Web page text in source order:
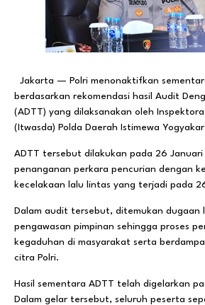
Jakarta — Polri menonaktifkan
berdasarkan rekomendasi hasil Audit
(ADTT) yang dilaksanakan oleh
(Itwasda) Polda Daerah Istimewa
ADTT tersebut dilakukan pada 26
penanganan perkara pencurian dengan
kecelakaan lalu lintas yang terjadi pada
Dalam audit tersebut, ditemukan dugaan
pengawasan pimpinan sehingga proses
kegaduhan di masyarakat serta
citra Polri.
Hasil sementara ADTT telah digelarkan
Dalam gelar tersebut, seluruh peserta